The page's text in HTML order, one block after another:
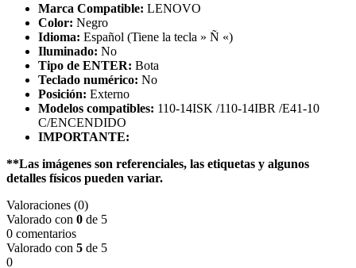
Marca Compatible: LENOVO
Color: Negro
Idioma: Español (Tiene la tecla » Ñ «)
Iluminado: No
Tipo de ENTER: Bota
Teclado numérico: No
Posición: Externo
Modelos compatibles: 110-14ISK /110-14IBR /E41-10
C/ENCENDIDO
IMPORTANTE:
**Las imágenes son referenciales, las etiquetas y algunos
detalles físicos pueden variar.
Valoraciones (0)
Valorado con 0 de 5
0 comentarios
Valorado con 5 de 5
0